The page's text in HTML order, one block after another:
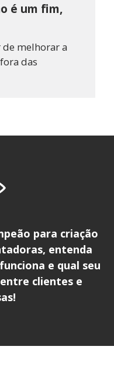
é um fim,
de melhorar a
das
para criação
entenda
e qual seu
clientes e